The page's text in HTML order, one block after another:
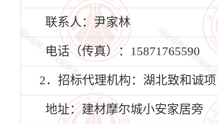
联系人：尹家林
电话（传真）：15871765590
2．招标代理机构：湖北致和诚
地址：建材摩尔城小安家居旁